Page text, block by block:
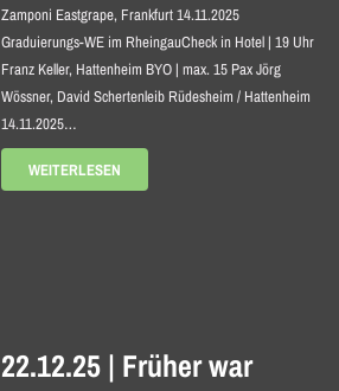
Zamponi Eastgrape, Frankfurt 14.11.2025
Graduierungs-WE im RheingauCheck in Hotel | 19 Uhr
Franz Keller, Hattenheim BYO | max. 15 Pax Jörg
Wössner, David Schertenleib Rüdesheim / Hattenheim
14.11.2025…
WEITERLESEN
22.12.25 | Früher war